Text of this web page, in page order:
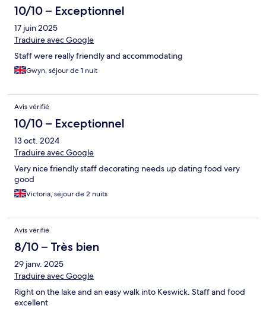
10/10 – Exceptionnel
17 juin 2025
Traduire avec Google
Staff were really friendly and accommodating
Gwyn, séjour de 1 nuit
Avis vérifié
10/10 – Exceptionnel
13 oct. 2024
Traduire avec Google
Very nice friendly staff decorating needs up dating food very
good
Victoria, séjour de 2 nuits
Avis vérifié
8/10 – Très bien
29 janv. 2025
Traduire avec Google
Right on the lake and an easy walk into Keswick. Staff and food
excellent